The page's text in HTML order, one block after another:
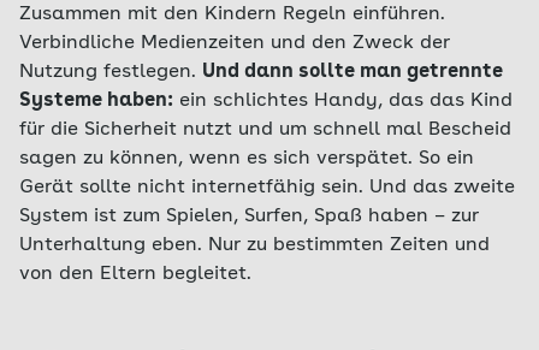
Zusammen mit den Kindern Regeln einführen.
Verbindliche Medienzeiten und den Zweck der
Nutzung festlegen. Und dann sollte man getrennte
Systeme haben: ein schlichtes Handy, das das Kind
für die Sicherheit nutzt und um schnell mal Bescheid
sagen zu können, wenn es sich verspätet. So ein
Gerät sollte nicht internetfähig sein. Und das zweite
System ist zum Spielen, Surfen, Spaß haben – zur
Unterhaltung eben. Nur zu bestimmten Zeiten und
von den Eltern begleitet.